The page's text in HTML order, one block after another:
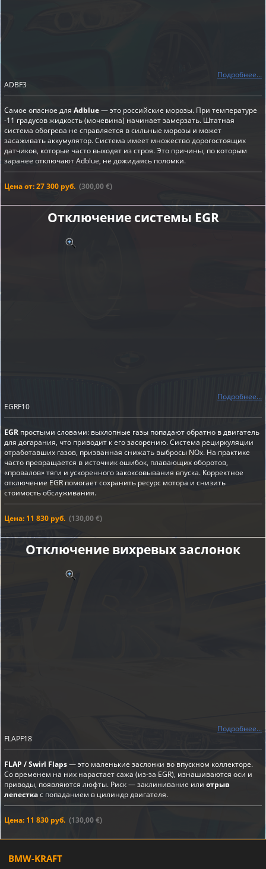
Подробнее...
ADBF3
Самое опасное для Adblue— это российские морозы. При температуре
-11 градусов жидкость (мочевина) начинает замерзать. Штатная
система обогрева не справляется в сильные морозы и может
засаживать аккумулятор. Система имеет множество дорогостоящих
датчиков, которые часто выходят из строя. Это причины, по которым
заранее отключают Adblue, не дожидаясь поломки.
Цена от: 27 300 руб. (300,00 €)
Отключение системы EGR
Подробнее...
EGRF10
EGR простыми словами: выхлопные газы попадают обратно в двигатель
для догарания, что приводит к его засорению. Система рециркуляции
отработавших газов, призванная снижать выбросы NOx. На практике
часто превращается в источник ошибок, плавающих оборотов,
«провалов» тяги и ускоренного закоксовывания впуска. Корректное
отключение EGR помогает сохранить ресурс мотора и снизить
стоимость обслуживания.
Цена: 11 830 руб. (130,00 €)
Отключение вихревых заслонок
Подробнее...
FLAPF18
FLAP / Swirl Flaps— это маленькие заслонки во впускном коллекторе.
Со временем на них нарастает сажа (из-за EGR), изнашиваются оси и
приводы, появляются люфты. Риск — заклинивание или отрыв
лепесткас попаданием в цилиндр двигателя.
Цена: 11 830 руб. (130,00 €)
BMW-KRAFT